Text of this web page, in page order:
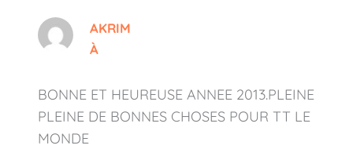
AKRIM
À
BONNE ET HEUREUSE ANNEE 2013.PLEINE
PLEINE DE BONNES CHOSES POUR TT LE
MONDE